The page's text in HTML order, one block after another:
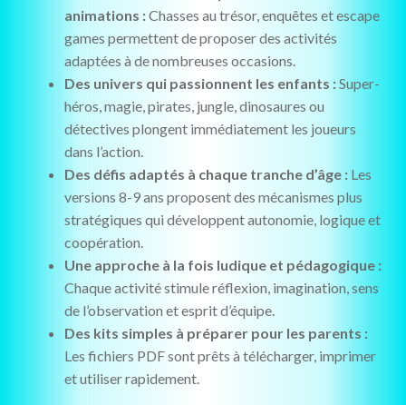
animations :Chasses au trésor, enquêtes et escape
games permettent de proposer des activités
adaptées à de nombreuses occasions.
Des univers qui passionnent les enfants :Super-
héros, magie, pirates, jungle, dinosaures ou
détectives plongent immédiatement les joueurs
dans l’action.
Des défis adaptés à chaque tranche d’âge :Les
versions 8-9 ans proposent des mécanismes plus
stratégiques qui développent autonomie, logique et
coopération.
Une approche à la fois ludique et pédagogique :
Chaque activité stimule réflexion, imagination, sens
de l’observation et esprit d’équipe.
Des kits simples à préparer pour les parents :
Les fichiers PDF sont prêts à télécharger, imprimer
et utiliser rapidement.